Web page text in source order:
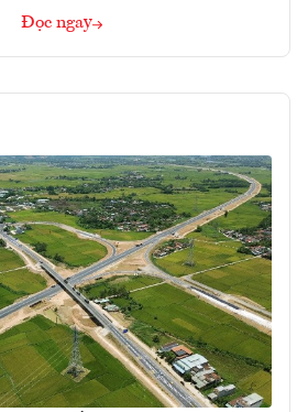
Đọc ngay